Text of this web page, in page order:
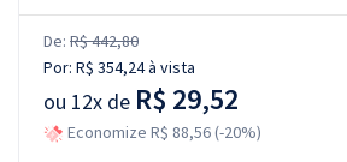
De: R$ 442,80
Por: R$ 354,24à vista
ou 12x de R$ 29,52
Economize R$ 88,56 (-20%)